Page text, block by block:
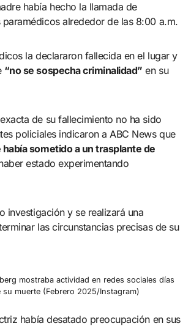
había hecho la llamada de
alrededor de las 8:00 a.m.
la declararon fallecida en el lugar y
“no se sospecha criminalidad” en su
de su fallecimiento no ha sido
policiales indicaron a ABC News que
había sometido a un trasplante de
estado experimentando
investigación y se realizará una
las circunstancias precisas de su
mostraba actividad en redes sociales días
su muerte (Febrero 2025/Instagram)
había desatado preocupación en sus